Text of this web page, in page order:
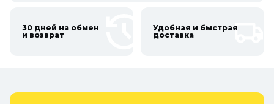
30 дней на обмен
и возврат
Удобная и быстрая
доставка